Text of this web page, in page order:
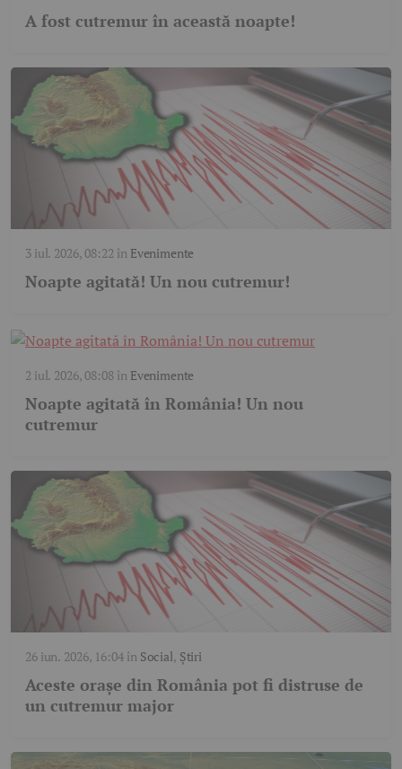
A fost cutremur în această noapte!
3 iul. 2026, 08:22 în Evenimente
Noapte agitată! Un nou cutremur!
2 iul. 2026, 08:08în Evenimente
Noapte agitată în România! Un nou
cutremur
26 iun. 2026, 16:04în Social, Știri
Aceste orașe din România pot fi distruse de
un cutremur major